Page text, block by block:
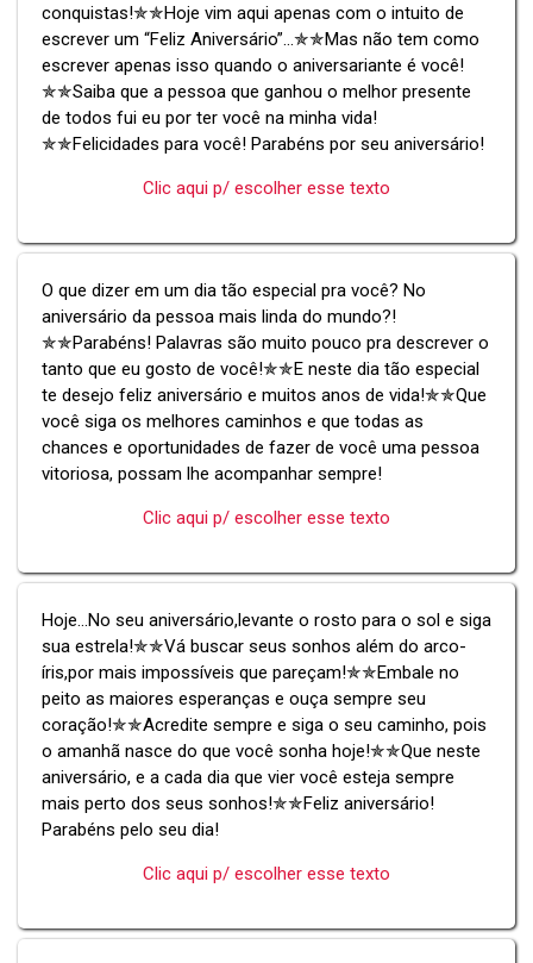
conquistas!✯✯Hoje vim aqui apenas com o intuito de
escrever um “Feliz Aniversário”...✯✯Mas não tem como
escrever apenas isso quando o aniversariante é você!
✯✯Saiba que a pessoa que ganhou o melhor presente
de todos fui eu por ter você na minha vida!
✯✯Felicidades para você! Parabéns por seu aniversário!
Clic aqui p/ escolher esse texto
O que dizer em um dia tão especial pra você? No
aniversário da pessoa mais linda do mundo?!
✯✯Parabéns! Palavras são muito pouco pra descrever o
tanto que eu gosto de você!✯✯E neste dia tão especial
te desejo feliz aniversário e muitos anos de vida!✯✯Que
você siga os melhores caminhos e que todas as
chances e oportunidades de fazer de você uma pessoa
vitoriosa, possam lhe acompanhar sempre!
Clic aqui p/ escolher esse texto
Hoje...No seu aniversário,levante o rosto para o sol e siga
sua estrela!✯✯Vá buscar seus sonhos além do arco-
íris,por mais impossíveis que pareçam!✯✯Embale no
peito as maiores esperanças e ouça sempre seu
coração!✯✯Acredite sempre e siga o seu caminho, pois
o amanhã nasce do que você sonha hoje!✯✯Que neste
aniversário, e a cada dia que vier você esteja sempre
mais perto dos seus sonhos!✯✯Feliz aniversário!
Parabéns pelo seu dia!
Clic aqui p/ escolher esse texto